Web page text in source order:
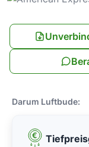
Darum Luftbude: